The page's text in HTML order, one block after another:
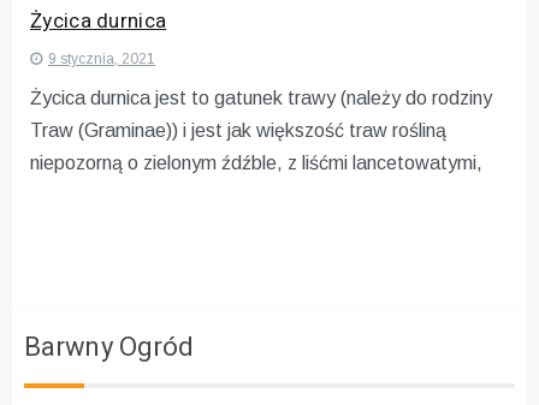
Życica durnica
9 stycznia, 2021
Życica durnica jest to gatunek trawy (należy do rodziny
Traw (Graminae)) i jest jak większość traw rośliną
niepozorną o zielonym źdźble, z liśćmi lancetowatymi,
Barwny Ogród